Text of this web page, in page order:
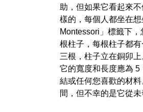
助，但如果它看起來
樣的，每個人都坐在
Montessori」標籤下
根柱子，每根柱子都
三根，柱子立在銅卯
它的寬度和長度應為 5
結或任何您喜歡的材
間，但不幸的是它從